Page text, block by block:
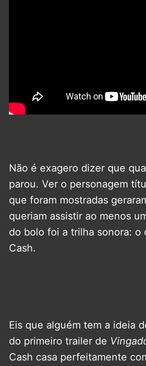
Não é exagero dizer que
parou. Ver o personagem
que foram mostradas
queriam assistir ao menos
do bolo foi a trilha sonora:
Cash.
Eis que alguém tem a ideia
do primeiro trailer de
Cash casa perfeitamente